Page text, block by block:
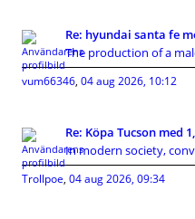
Re: hyundai santa fe
The production of a
vum66346, 04 aug 2026, 10:12
Re: Köpa Tucson med
In modern society,
Trollpoe, 04 aug 2026, 09:34